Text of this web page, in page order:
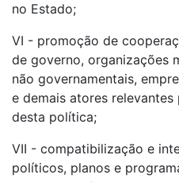
no Estado;
VI - promoção de
de governo, organizações
não governamentais,
e demais atores
desta política;
VII - compatibilização e
políticos, planos e